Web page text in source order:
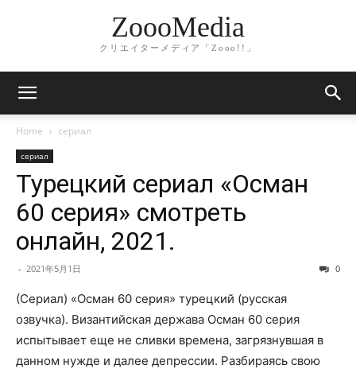
ZoooMedia
クリエイターメディア「Zooo!!」
Home сериал
сериал
Турецкий сериал «Осман
60 серия» смотреть
онлайн, 2021.
- 2021年5月1日 0
(Сериал) «Осман 60 серия» турецкий (русская
озвучка). Византийская держава Осман 60 серия
испытывает еще не сливки времена, загрязнувшая в
данном нужде и далее депрессии. Разбираясь свою